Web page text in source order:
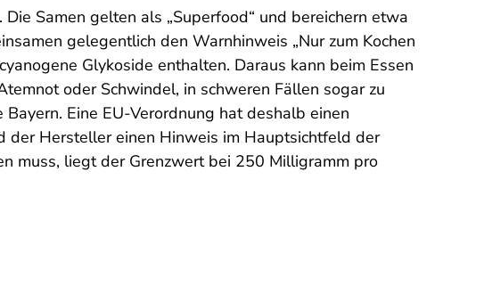
Samen gelten als „Superfood“ und bereichern etwa
gelegentlich den Warnhinweis „Nur zum Kochen
Glykoside enthalten. Daraus kann beim Essen
oder Schwindel, in schweren Fällen sogar zu
Eine EU-Verordnung hat deshalb einen
der Hersteller einen Hinweis im Hauptsichtfeld der
muss, liegt der Grenzwert bei 250 Milligramm pro